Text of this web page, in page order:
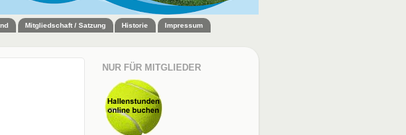
Mitgliedschaft / Satzung Historie
Impressum
NUR FÜR MITGLIEDER